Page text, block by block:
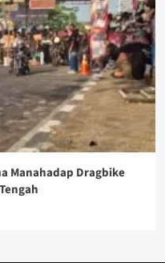
Manahadap Dragbike